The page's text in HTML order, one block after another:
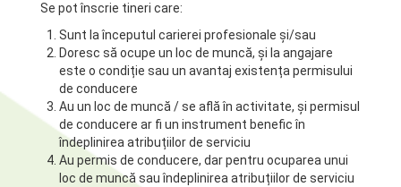
Se pot înscrie tineri care:
Sunt la începutul carierei profesionale și/sau
Doresc să ocupe un loc de muncă, și la angajare
este o condiție sau un avantaj existența permisului
de conducere
Au un loc de muncă / se află în activitate, și permisul
de conducere ar fi un instrument benefic în
îndeplinirea atribuțiilor de serviciu
Au permis de conducere, dar pentru ocuparea unui
loc de muncă sau îndeplinirea atribuțiilor de serviciu